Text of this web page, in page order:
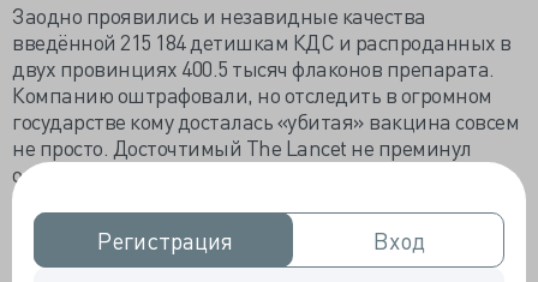
Регистрация
Регистрация Вход
Вход
Заодно проявились и незавидные качества
введённой 215 184 детишкам КДС и распроданных в
двух провинциях 400.5 тысяч флаконов препарата.
Компанию оштрафовали, но отследить в огромном
государстве кому досталась «убитая» вакцина совсем
не просто. Досточтимый The Lancet не преминул
оперативно осветить «серию вакцинальных
скандалов» на своих страницах, для глубоко научного
издания совсем не характерна подобная
стремительность.